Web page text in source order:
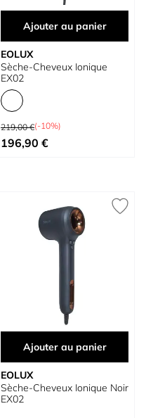
Ajouter au panier
EOLUX
Sèche-Cheveux Ionique
EX02
Prix normal
219,00 €(-10%)
À partir de
196,90 €
Ajouter au panier
EOLUX
Sèche-Cheveux Ionique Noir
EX02